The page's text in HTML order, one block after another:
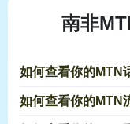
南非
如何查看你的MTN
如何查看你的MTN